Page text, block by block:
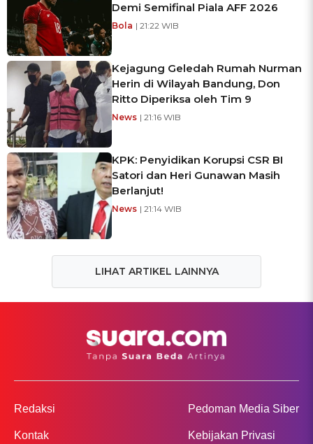
Demi Semifinal Piala AFF 2026
Bola | 21:22 WIB
Kejagung Geledah Rumah Nurman
Herin di Wilayah Bandung, Don
Ritto Diperiksa oleh Tim 9
News | 21:16 WIB
KPK: Penyidikan Korupsi CSR BI
Satori dan Heri Gunawan Masih
Berlanjut!
News | 21:14 WIB
LIHAT ARTIKEL LAINNYA
Redaksi
Kontak
Pedoman Media Siber
Kebijakan Privasi